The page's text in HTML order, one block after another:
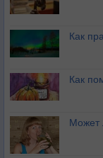
Как
Как
Может